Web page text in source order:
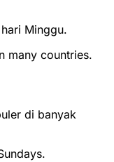
Minggu.
many countries.
di banyak